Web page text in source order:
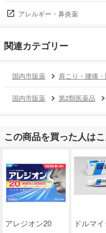
アレルギー・鼻炎薬
関連カテゴリー
国内市販薬 肩こり・腰痛
国内市販薬 第2類医薬品
この商品を買った人は
アレジオン20 ドルマ